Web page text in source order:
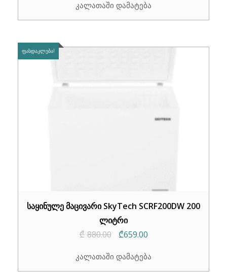
was:
კალათაში დამატება
ᲤᲐᲡᲓᲐᲙᲚᲔᲑᲐ!
საყინულე მაცივარი SkyTech SCRF200DW 200
ლიტრი
₾ 880.00
Original
was:
₾659.00Current
is:
კალათაში დამატება